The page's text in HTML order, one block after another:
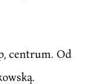
centrum. Od